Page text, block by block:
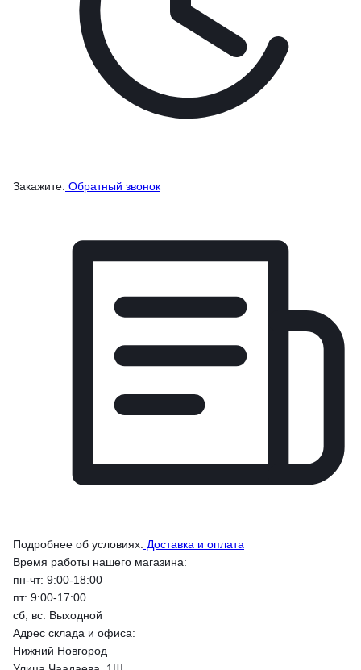
Закажите: Обратный звонок
Подробнее об условиях: Доставка и оплата
Время работы нашего магазина:
пн-чт: 9:00-18:00
пт: 9:00-17:00
сб, вс: Выходной
Адрес склада и офиса:
Нижний Новгород